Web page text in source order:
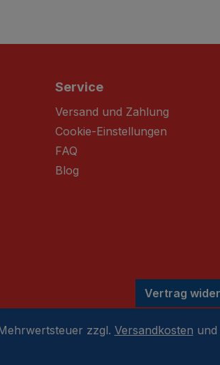
Service
Versand und Zahlung
Cookie-Einstellungen
FAQ
Blog
Vertrag
zzgl. Versandkosten